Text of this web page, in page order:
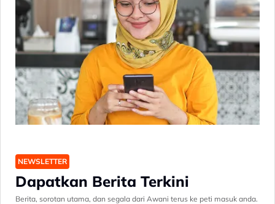
NEWSLETTER
Dapatkan Berita Terkini
Berita, sorotan utama, dan segala dari Awani terus ke peti masuk anda.